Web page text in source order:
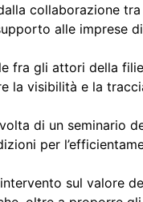
collaborazione
alle imprese
fra gli attori della
la visibilità e la
di un seminario
per
sul valore